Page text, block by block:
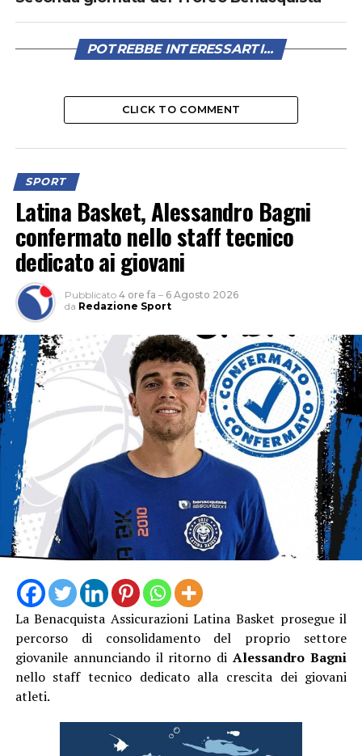
POTREBBE INTERESSARTI...
CLICK TO COMMENT
SPORT
Latina Basket, Alessandro Bagni
confermato nello staff tecnico
dedicato ai giovani
Pubblicato 4 ore fa – 6 Agosto 2026
da Redazione Sport
La Benacquista Assicurazioni Latina Basket prosegue il
percorso di consolidamento del proprio settore
giovanile annunciando il ritorno diAlessandro Bagni
nello staff tecnico dedicato alla crescita dei giovani
atleti.